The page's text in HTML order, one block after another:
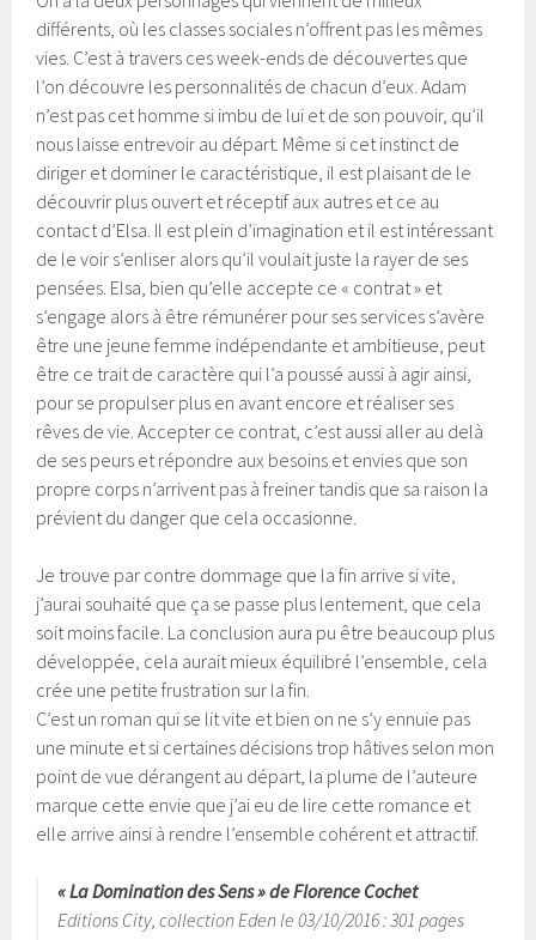
différents, où les classes sociales n’offrent pas les mêmes
vies. C’est à travers ces week-ends de découvertes que
l’on découvre les personnalités de chacun d’eux. Adam
n’est pas cet homme si imbu de lui et de son pouvoir, qu’il
nous laisse entrevoir au départ. Même si cet instinct de
diriger et dominer le caractéristique, il est plaisant de le
découvrir plus ouvert et réceptif aux autres et ce au
contact d’Elsa. Il est plein d’imagination et il est intéressant
de le voir s’enliser alors qu’il voulait juste la rayer de ses
pensées. Elsa, bien qu’elle accepte ce « contrat » et
s’engage alors à être rémunérer pour ses services s’avère
être une jeune femme indépendante et ambitieuse, peut
être ce trait de caractère qui l’a poussé aussi à agir ainsi,
pour se propulser plus en avant encore et réaliser ses
rêves de vie. Accepter ce contrat, c’est aussi aller au delà
de ses peurs et répondre aux besoins et envies que son
propre corps n’arrivent pas à freiner tandis que sa raison la
prévient du danger que cela occasionne.
Je trouve par contre dommage que la fin arrive si vite,
j’aurai souhaité que ça se passe plus lentement, que cela
soit moins facile. La conclusion aura pu être beaucoup plus
développée, cela aurait mieux équilibré l’ensemble, cela
crée une petite frustration sur la fin.
C’est un roman qui se lit vite et bien on ne s’y ennuie pas
une minute et si certaines décisions trop hâtives selon mon
point de vue dérangent au départ, la plume de l’auteure
marque cette envie que j’ai eu de lire cette romance et
elle arrive ainsi à rendre l’ensemble cohérent et attractif.
« La Domination des Sens » de Florence Cochet
Editions City, collection Eden le 03/10/2016 : 301 pages